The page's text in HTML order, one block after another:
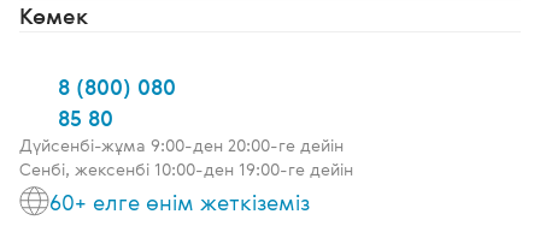
Көмек
8 (800) 080
85 80
Дүйсенбі-жұма 9:00-ден 20:00-ге дейін
Сенбі, жексенбі 10:00-ден 19:00-ге дейін
60+ елге өнім жеткіземіз